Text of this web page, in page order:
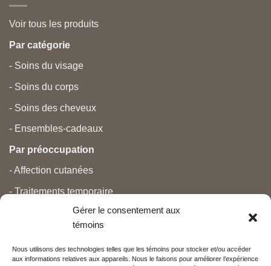
Gérer le consentement aux
témoins
Nous utilisons des technologies telles que les témoins pour stocker et/ou accéder
aux informations relatives aux appareils. Nous le faisons pour améliorer l’expérience
Voir tous les produits
Par catégorie
- Soins du visage
- Soins du corps
- Soins des cheveux
- Ensembles-cadeaux
Par préoccupation
- Affection cutanées
- Traitements temporaire
- Grossesse et nouveau-né